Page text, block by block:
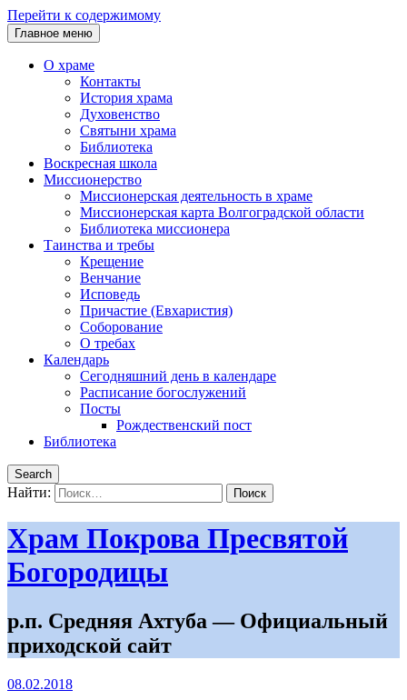
Перейти к содержимому
Главное меню
О храме
Контакты
История храма
Духовенство
Святыни храма
Библиотека
Воскресная школа
Миссионерство
Миссионерская деятельность в храме
Миссионерская карта Волгоградской области
Библиотека миссионера
Таинства и требы
Крещение
Венчание
Исповедь
Причастие (Евхаристия)
Соборование
О требах
Календарь
Сегодняшний день в календаре
Расписание богослужений
Посты
Рождественский пост
Библиотека
Search
Найти:
Храм Покрова Пресвятой
Богородицы
р.п. Средняя Ахтуба — Официальный
приходской сайт
08.02.2018